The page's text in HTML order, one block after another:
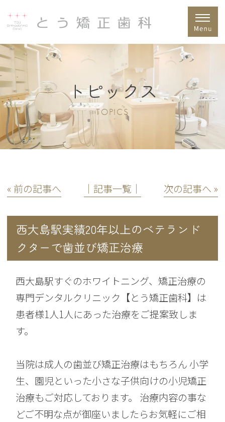
トピックス
TOPICS
« 前の記事へ │記事一覧│ 次の記事へ »
西大島駅実績20年以上のベテランド
クターで歯並び矯正治療
西大島駅すぐのホワイトニング、矯正治療の
専門デンタルクリニック【とう矯正歯科】は
患者様1人1人にあった治療をご提案致しま
す。
当院は成人の歯並び矯正治療はもちろん 小学
生、園児といった小さな子供向けの小児矯正
治療もご対応しております。 治療内容の事な
どご不明な点が御座いましたらお気軽にご相